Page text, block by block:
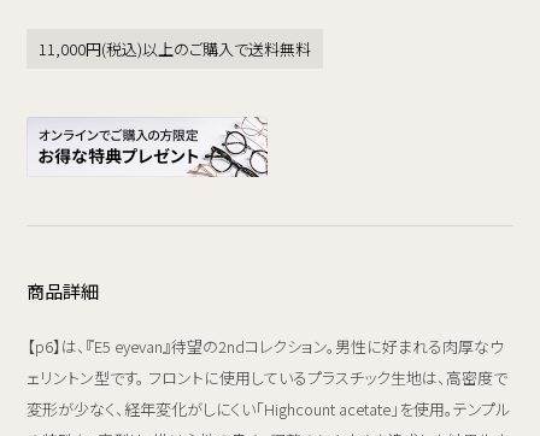
11,000円(税込)以上のご購入で送料無料
商品詳細
【p6】は、『E5 eyevan』待望の2ndコレクション。男性に好まれる肉厚なウ
ェリントン型です。 フロントに使用しているプラスチック生地は、高密度で
変形が少なく、経年変化がしにくい「Highcount acetate」を使用。テンプル